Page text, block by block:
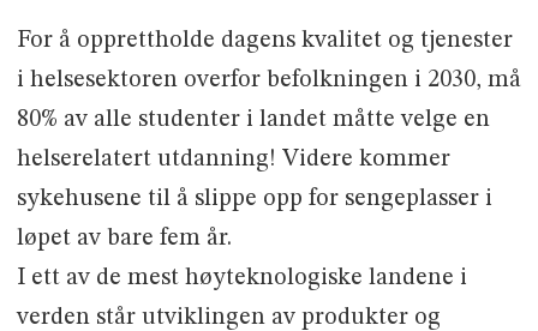
For å opprettholde dagens kvalitet og tjenester
i helsesektoren overfor befolkningen i 2030, må
80% av alle studenter i landet måtte velge en
helserelatert utdanning! Videre kommer
sykehusene til å slippe opp for sengeplasser i
løpet av bare fem år.
I ett av de mest høyteknologiske landene i
verden står utviklingen av produkter og